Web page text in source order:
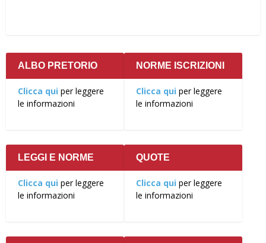
ALBO PRETORIO
Clicca qui per leggere
le informazioni
NORME ISCRIZIONI
Clicca qui per leggere
le informazioni
LEGGI E NORME
Clicca qui per leggere
le informazioni
QUOTE
Clicca qui per leggere
le informazioni